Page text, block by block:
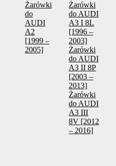
Żarówki
do
AUDI
A2
[1999 –
2005]
Żarówki
do AUDI
A3 I 8L
[1996 –
2003]
Żarówki
do AUDI
A3 II 8P
[2003 –
2013]
Żarówki
do AUDI
A3 III
8V [2012
– 2016]